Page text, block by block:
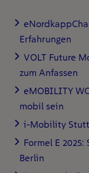
Erfahrungen
VOLT Future
zum Anfassen
eMOBILITY
mobil sein
i-Mobility
Formel E
Berlin